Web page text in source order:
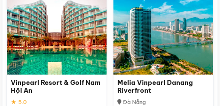
Vinpearl Resort & Golf Nam
Hội An
★ 5.0
Melia Vinpearl Danang
Riverfront
Đà Nẵng